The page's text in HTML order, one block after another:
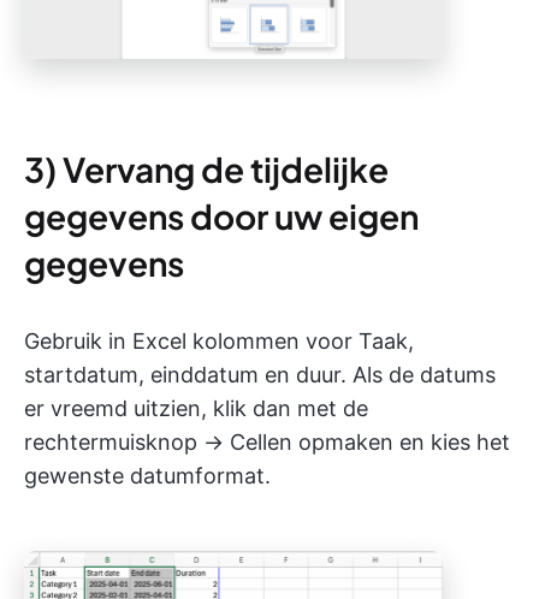
3) Vervang de tijdelijke
gegevens door uw eigen
gegevens
Gebruik in Excel kolommen voor Taak,
startdatum, einddatum en duur. Als de datums
er vreemd uitzien, klik dan met de
rechtermuisknop → Cellen opmaken en kies het
gewenste datumformat.